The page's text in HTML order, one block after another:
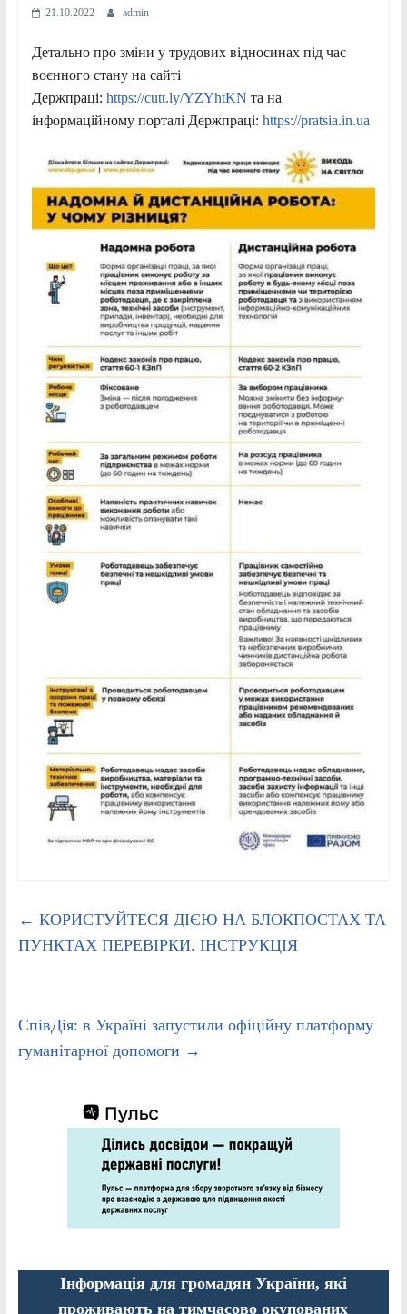
21.10.2022 admin
Детально про зміни у трудових відносинах під час
воєнного стану на сайті
Держпраці: https://cutt.ly/YZYhtKN та на
інформаційному порталі Держпраці: https://pratsia.in.ua
← КОРИСТУЙТЕСЯ ДІЄЮ НА БЛОКПОСТАХ ТА
ПУНКТАХ ПЕРЕВІРКИ. ІНСТРУКЦІЯ
СпівДія: в Україні запустили офіційну платформу
гуманітарної допомоги →
Інформація для громадян України, які
проживають на тимчасово окупованих